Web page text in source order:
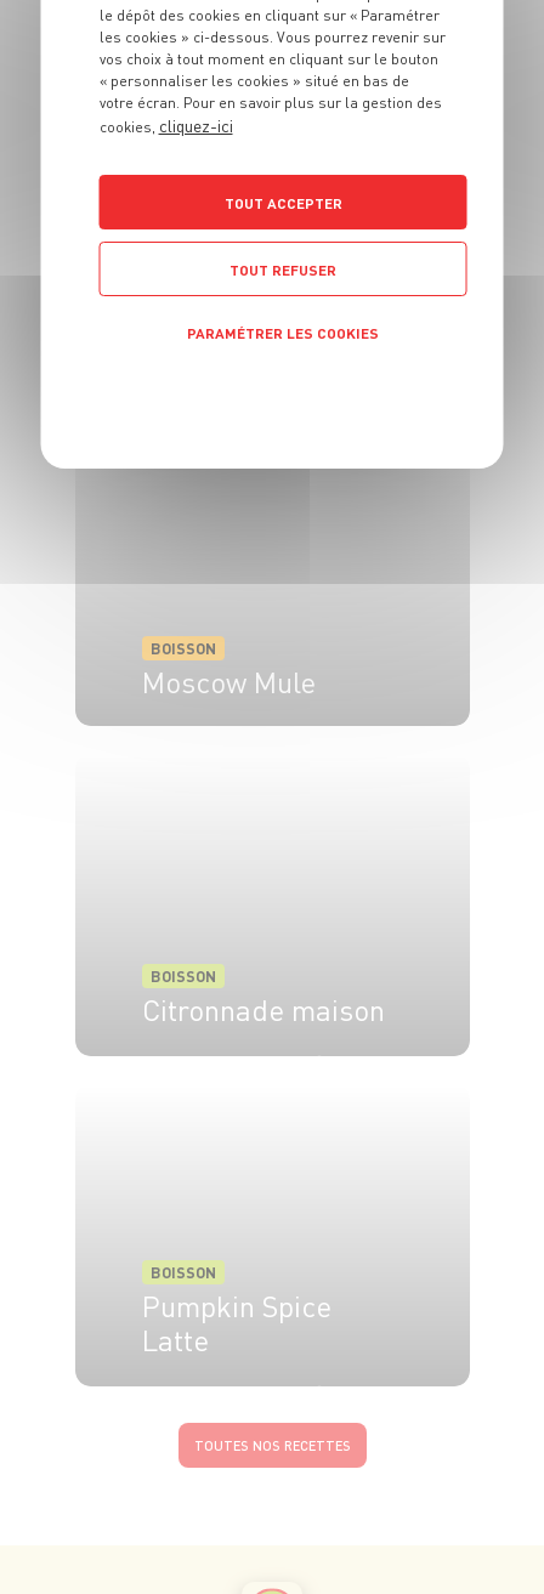
Caribbean Mule
1 pers. 5 min
Smoothie banane-
fraise à la noix de
coco
BOISSON
Moscow Mule
BOISSON
Citronnade maison
BOISSON
Pumpkin Spice
Latte
TOUTES NOS RECETTES
le dépôt des cookies en cliquant sur « Paramétrer
les cookies » ci-dessous. Vous pourrez revenir sur
vos choix à tout moment en cliquant sur le bouton
« personnaliser les cookies » situé en bas de
votre écran. Pour en savoir plus sur la gestion des
cookies, cliquez-ici
TOUT ACCEPTER
TOUT REFUSER
PARAMÉTRER LES COOKIES